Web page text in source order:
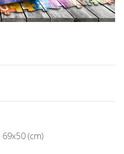
69x50 (cm)